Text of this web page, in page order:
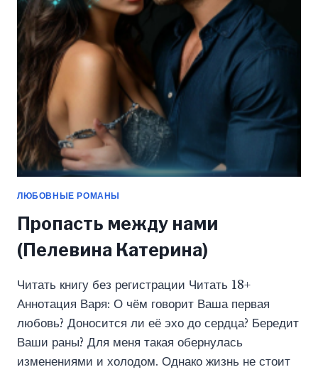
КАТЕРИНА)
ЛЮБОВНЫЕ РОМАНЫ
Пропасть между нами
(Пелевина Катерина)
Читать книгу без регистрации Читать 18+
Аннотация Варя: О чём говорит Ваша первая
любовь? Доносится ли её эхо до сердца? Бередит
Ваши раны? Для меня такая обернулась
изменениями и холодом. Однако жизнь не стоит